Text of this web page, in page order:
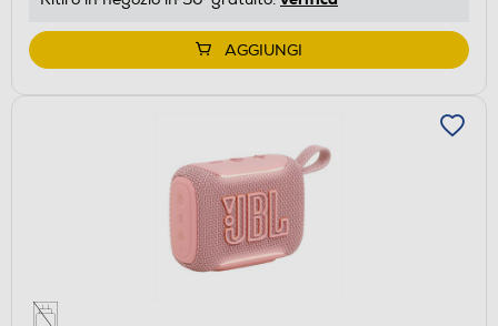
AGGIUNGI